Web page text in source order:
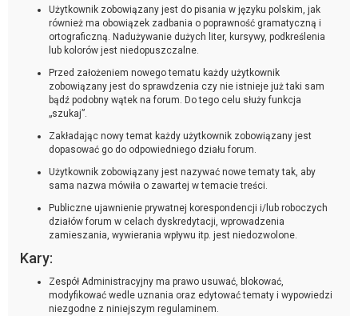
Użytkownik zobowiązany jest do pisania w języku polskim, jak
również ma obowiązek zadbania o poprawność gramatyczną i
ortograficzną. Nadużywanie dużych liter, kursywy, podkreślenia
lub kolorów jest niedopuszczalne.
Przed założeniem nowego tematu każdy użytkownik
zobowiązany jest do sprawdzenia czy nie istnieje już taki sam
bądź podobny wątek na forum. Do tego celu służy funkcja
„szukaj”.
Zakładając nowy temat każdy użytkownik zobowiązany jest
dopasować go do odpowiedniego działu forum.
Użytkownik zobowiązany jest nazywać nowe tematy tak, aby
sama nazwa mówiła o zawartej w temacie treści.
Publiczne ujawnienie prywatnej korespondencji i/lub roboczych
działów forum w celach dyskredytacji, wprowadzenia
zamieszania, wywierania wpływu itp. jest niedozwolone.
Kary:
Zespół Administracyjny ma prawo usuwać, blokować,
modyfikować wedle uznania oraz edytować tematy i wypowiedzi
niezgodne z niniejszym regulaminem.